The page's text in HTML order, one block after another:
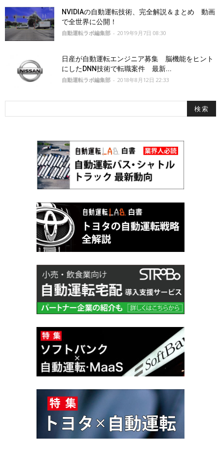
NVIDIAの自動運転技術、完全解説＆まとめ 動画
で全世界に公開！
自動運転ラボ編集部 - 2019年9月7日 08:30
日産が自動運転エンジニア募集 脳機能をヒント
にしたDNN技術で転職案件 最新...
自動運転ラボ編集部 - 2018年8月12日 22:33